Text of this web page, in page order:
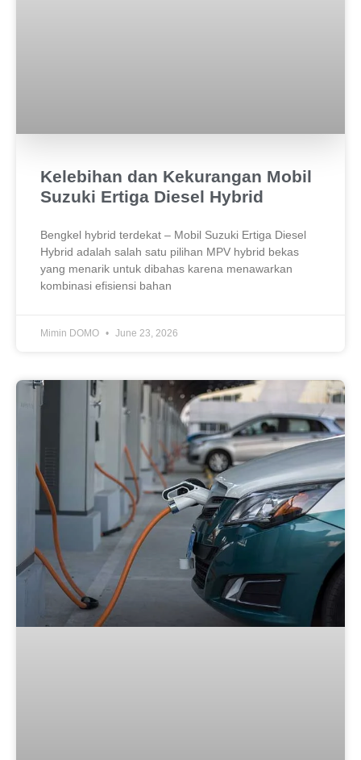
Kelebihan dan Kekurangan Mobil
Suzuki Ertiga Diesel Hybrid
Bengkel hybrid terdekat – Mobil Suzuki Ertiga Diesel
Hybrid adalah salah satu pilihan MPV hybrid bekas
yang menarik untuk dibahas karena menawarkan
kombinasi efisiensi bahan
Mimin DOMO June 23, 2026